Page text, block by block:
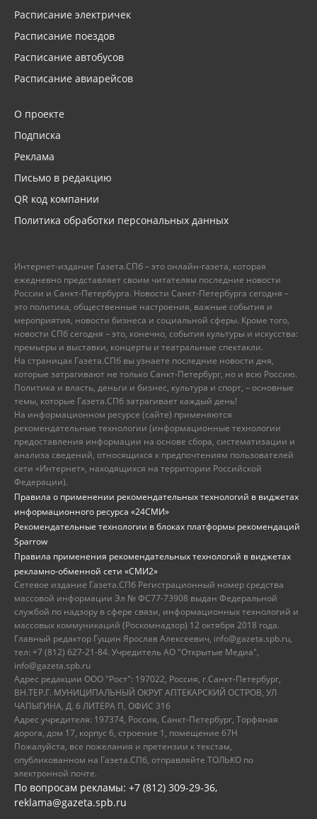
Расписание электричек
Расписание поездов
Расписание автобусов
Расписание авиарейсов
О проекте
Подписка
Реклама
Письмо в редакцию
QR код компании
Политика обработки персональных данных
Интернет-издание Газета.СПб – это онлайн-газета, которая
ежедневно представляет своим читателям последние новости
России и Санкт-Петербурга. Новости Санкт-Петербурга сегодня –
это политика, общественные настроения, важные события и
мероприятия, новости бизнеса и социальной сферы. Кроме того,
новости СПб сегодня – это, конечно, события культуры и искусства:
премьеры и выставки, концерты и театральные спектакли.
На страницах Газета.СПб вы узнаете последние новости дня,
которые затрагивают не только Санкт-Петербург, но и всю Россию.
Политика и власть, деньги и бизнес, культура и спорт, – основные
темы, которые Газета.СПб затрагивает каждый день!
На информационном ресурсе (сайте) применяются
рекомендательные технологии (информационные технологии
предоставления информации на основе сбора, систематизации и
анализа сведений, относящихся к предпочтениям пользователей
сети «Интернет», находящихся на территории Российской
Федерации).
Правила о применении рекомендательных технологий в виджетах
информационного ресурса «24СМИ»
Рекомендательные технологии в блоках платформы рекомендаций
Sparrow
Правила применения рекомендательных технологий в виджетах
рекламно-обменной сети «СМИ2»
Сетевое издание Газета.СПб Регистрационный номер средства
массовой информации Эл № ФС77-73908 выдан Федеральной
службой по надзору в сфере связи, информационных технологий и
массовых коммуникаций (Роскомнадзор) 12 октября 2018 года.
Главный редактор Гущин Ярослав Алексеевич, info@gazeta.spb.ru,
тел: +7 (812) 627-21-84. Учредитель АО "Открытые Медиа",
info@gazeta.spb.ru
Адрес редакции ООО "Рост": 197022, Россия, г.Санкт-Петербург,
ВН.ТЕР.Г. МУНИЦИПАЛЬНЫЙ ОКРУГ АПТЕКАРСКИЙ ОСТРОВ, УЛ
ЧАПЫГИНА, Д. 6 ЛИТЕРА П, ОФИС 316
Адрес учредителя: 197374, Россия, Санкт-Петербург, Торфяная
дорога, дом 17, корпус 6, строение 1, помещение 67Н
Пожалуйста, все пожелания и претензии к текстам,
опубликованном на Газета.СПб, отправляйте ТОЛЬКО по
электронной почте.
По вопросам рекламы: +7 (812) 309-29-36,
reklama@gazeta.spb.ru